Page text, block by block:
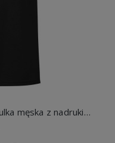
Krowy dzwonią muszę iść koszulka męska z nadrukiem